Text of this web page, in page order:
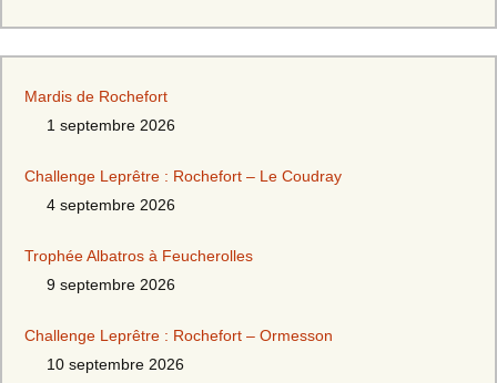
Mardis de Rochefort
1 septembre 2026
Challenge Leprêtre : Rochefort – Le Coudray
4 septembre 2026
Trophée Albatros à Feucherolles
9 septembre 2026
Challenge Leprêtre : Rochefort – Ormesson
10 septembre 2026